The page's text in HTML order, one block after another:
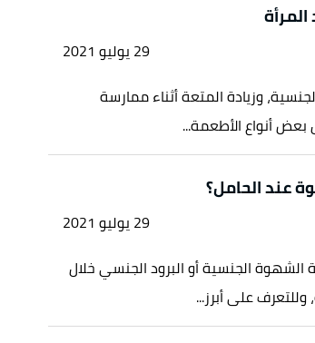
29 يوليو 2021
وزيادة المتعة أثناء ممارسة
بعض أنواع الأطعمة...
عند الحامل؟
29 يوليو 2021
الجنسية أو البرود الجنسي خلال
على أبرز...